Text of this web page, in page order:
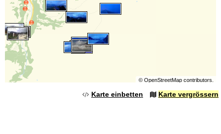
© OpenStreetMapcontributors.
Karte einbetten Karte vergrössern